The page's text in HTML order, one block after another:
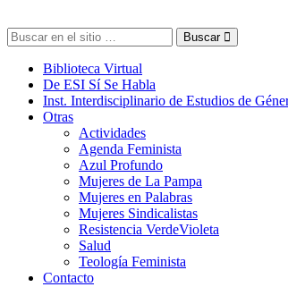
Buscar
Biblioteca Virtual
De ESI Sí Se Habla
Inst. Interdisciplinario de Estudios de
Otras
Actividades
Agenda Feminista
Azul Profundo
Mujeres de La Pampa
Mujeres en Palabras
Mujeres Sindicalistas
Resistencia VerdeVioleta
Salud
Teología Feminista
Contacto